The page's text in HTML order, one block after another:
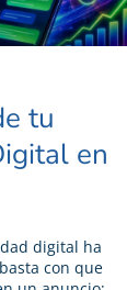
tu
en
digital ha
con que